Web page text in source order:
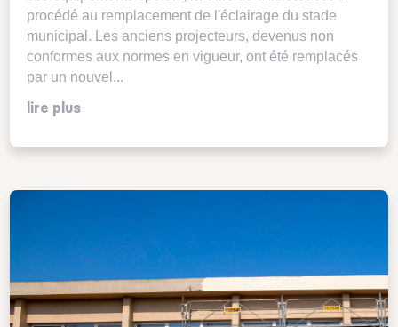
procédé au remplacement de l'éclairage du stade
municipal. Les anciens projecteurs, devenus non
conformes aux normes en vigueur, ont été remplacés
par un nouvel...
lire plus